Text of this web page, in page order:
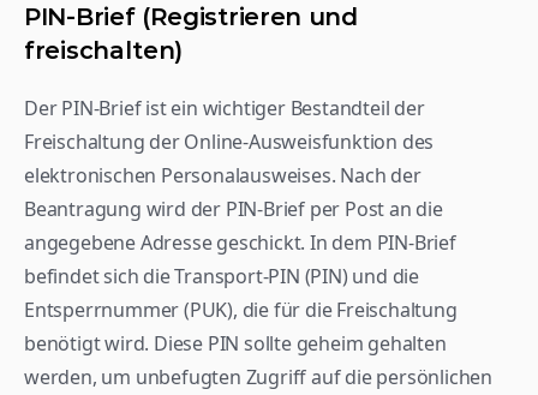
PIN-Brief (Registrieren und
freischalten)
Der PIN-Brief ist ein wichtiger Bestandteil der
Freischaltung der Online-Ausweisfunktion des
elektronischen Personalausweises. Nach der
Beantragung wird der PIN-Brief per Post an die
angegebene Adresse geschickt. In dem PIN-Brief
befindet sich die Transport-PIN (PIN) und die
Entsperrnummer (PUK), die für die Freischaltung
benötigt wird. Diese PIN sollte geheim gehalten
werden, um unbefugten Zugriff auf die persönlichen